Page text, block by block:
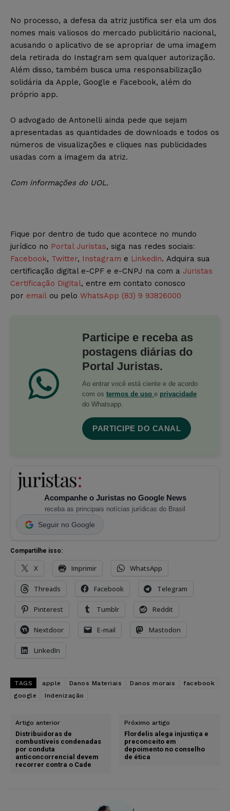
No processo, a defesa da atriz justifica ser ela um dos
nomes mais valiosos do mercado publicitário nacional,
acusando o aplicativo de se apropriar de uma imagem
dela retirada do Instagram sem qualquer autorização.
Além disso, também busca uma responsabilização
solidária da Apple, Google e Facebook, além do
próprio app.
O advogado de Antonelli ainda pede que sejam
apresentadas as quantidades de downloads e todos os
números de visualizações e cliques nas publicidades
usadas com a imagem da atriz.
Com informações do UOL.
Fique por dentro de tudo que acontece no mundo
jurídico no Portal Juristas, siga nas redes sociais:
Facebook, Twitter, Instagram e Linkedin. Adquira sua
certificação digital e-CPF e e-CNPJ na com a Juristas
Certificação Digital, entre em contato conosco
por email ou pelo WhatsApp (83) 9 93826000
Participe e receba as
postagens diárias do
Portal Juristas.
Ao entrar você está ciente e de acordo
com os termos de uso e privacidade
do Whatsapp.
PARTICIPE DO CANAL
Acompanhe o Juristas no Google News
receba as principais notícias jurídicas do Brasil
Seguir no Google
Compartilhe isso:
X Imprimir WhatsApp
Threads Facebook Telegram
Pinterest Tumblr Reddit
Nextdoor E-mail Mastodon
LinkedIn
TAGS apple Danos Materiais Danos morais
facebook
google
Indenização
Artigo anterior
Distribuidoras de
combustíveis condenadas
por conduta
anticoncorrencial devem
recorrer contra o Cade
Próximo artigo
Flordelis alega injustiça e
preconceito em
depoimento no conselho
de ética